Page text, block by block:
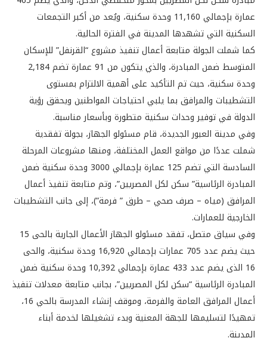
عمارة بإجمالي 11,160 وحدة سكنية، ويُعد من أكبر التجمعات
السكنية التي تشهدها المدينة في الفترة الحالية.
كما شملت الجولة متابعة أعمال تنفيذ مشروع “القرنفل” للإسكان
المتوسط ضمن المبادرة، والذي يتكون من 91 عمارة تضم 2,184
وحدة سكنية، حيث تم التأكيد على أهمية الالتزام بمستوى
التشطيبات والمرافق بما يلبي احتياجات المواطنين ويحقق رؤية
الدولة في توفير وحدات سكنية متطورة وبأسعار مناسبة.
وفي مدينة العبور الجديدة، قام مسئولو الجهاز، بجولة تفقدية
شملت عددًا من مواقع العمل المختلفة، ومنها مشروعات المرحلة
السادسة التي تضم 125 عمارة بإجمالي 3000 وحدة سكنية ضمن
المبادرة الرئاسية” سكن لكل المصريين”، وتم متابعة تنفيذ أعمال
المرافق (مياه – صرف صحي – طرق ” فرمة”)، إلى جانب التشطيبات
الخارجية للعمارات.
وفي سياق متصل، تفقد مسئولو الجهاز الأعمال الجارية بالحى 15
حيث يضم عدد 705 عمارات بإجمالي 16,920 وحدة سكنية، والحى
16 الذى يضم عدد 433 عمارة بإجمالي 10,392 وحدة سكنية ضمن
المبادرة الرئاسية “سكن لكل المصريين”، بجانب متابعة معدلات تنفيذ
أعمال المرافق العامة والفرمة، وموقف إنشاء المدرسة بالحي 16،
تمهيدًا لتسليمها للجهة المعنية وبدء تشغيلها لخدمة أبناء